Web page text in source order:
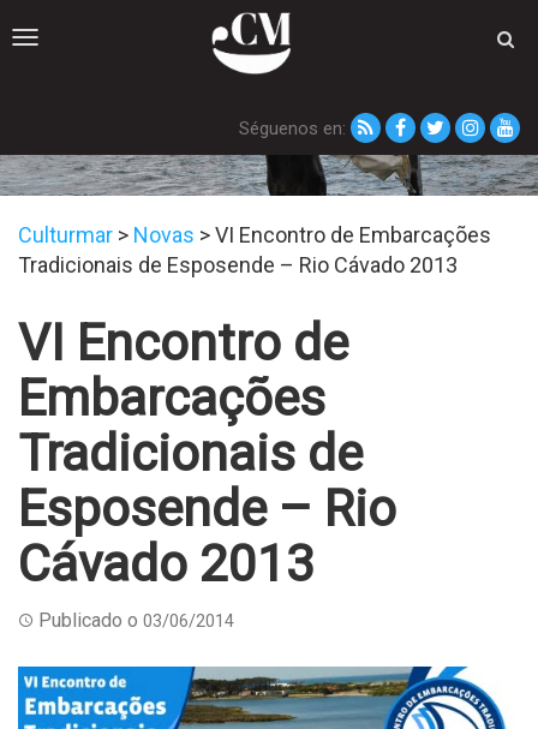
Toggle
Séguenos en:
Novas
Culturmar > Novas >VI Encontro de Embarcações
Tradicionais de Esposende – Rio Cávado 2013
VI Encontro de
Embarcações
Tradicionais de
Esposende – Rio
Cávado 2013
Publicado o 03/06/2014